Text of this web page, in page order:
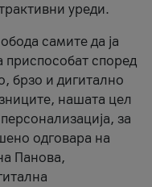
уреди.
самите да ја
приспособат според
брзо и дигитално
нашата цел
за
одговара на
Панова,